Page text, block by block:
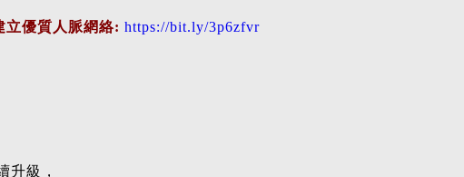
立優質人脈網絡:https://bit.ly/3p6zfvr
升級，